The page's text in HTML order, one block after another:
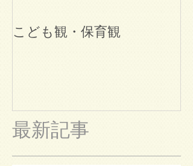
こども観・保育観
最新記事